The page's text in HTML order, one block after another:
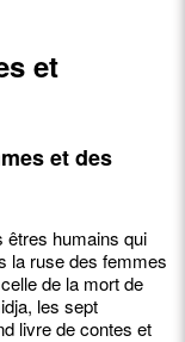
et
et des
êtres humains qui
la ruse des femmes
de la mort de
les sept
livre de contes et